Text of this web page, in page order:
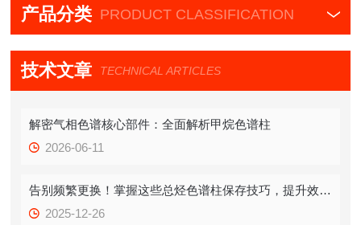
仪，北分瑞
产品分类 PRODUCT CLASSIFICATION
技术文章 TECHNICAL ARTICLES
解密气相色谱核心部件：全面解析甲烷色谱柱
2026-06-11
告别频繁更换！掌握这些总烃色谱柱保存技巧，提升效率！
2025-12-26